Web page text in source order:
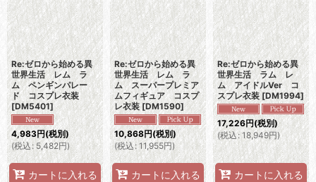
Re:ゼロから始める異
世界生活 レム ラ
ム ペンギンパレー
ド コスプレ衣装
[DM5401]
4,983円(税別)
(税込: 5,482円)
カートに入れる
Re:ゼロから始める異
世界生活 レム ラ
ム スーパープレミア
ムフィギュア コスプ
レ衣装 [DM1590]
10,868円(税別)
(税込: 11,955円)
カートに入れる
Re:ゼロから始める異
世界生活 ラム レ
ム アイドルVer コ
スプレ衣装 [DM1994]
17,226円(税別)
(税込: 18,949円)
カートに入れる